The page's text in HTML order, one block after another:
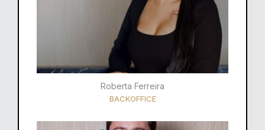
Roberta Ferreira
BACKOFFICE